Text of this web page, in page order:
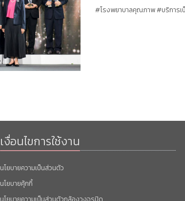
#โรงพยาบาลคุณภาพ #บริการเ
เงื่อนไขการใช้งาน
นโยบายความเป็นส่วนตัว
นโยบายคุ้กกี้